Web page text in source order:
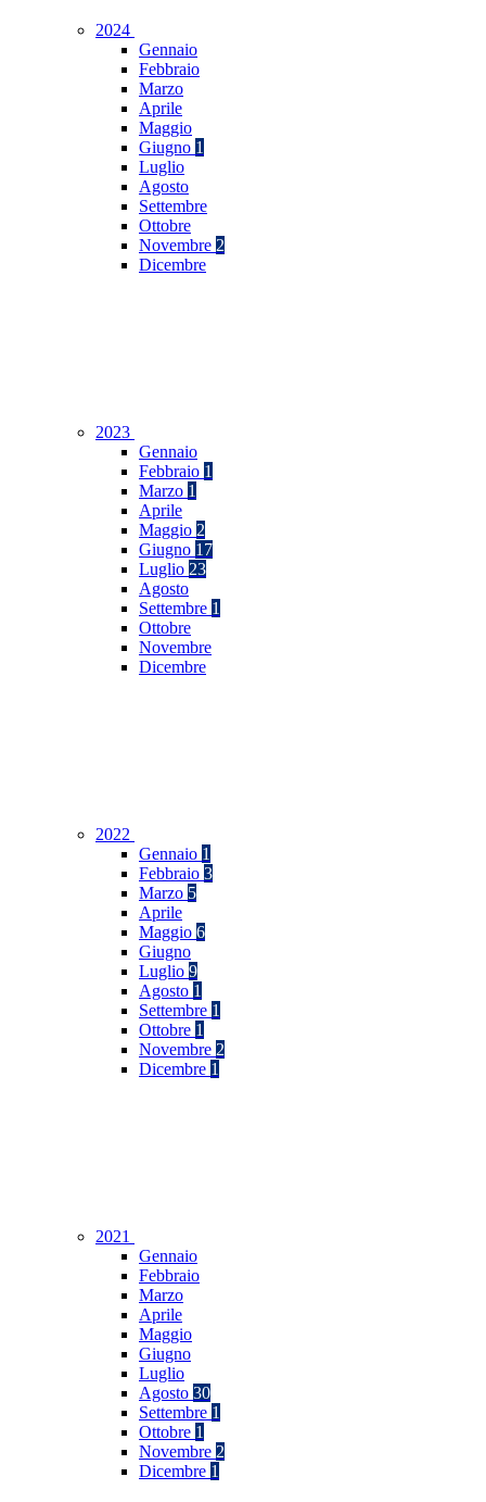
2024
Gennaio
Febbraio
Marzo
Aprile
Maggio
Giugno 1
Luglio
Agosto
Settembre
Ottobre
Novembre 2
Dicembre
2023
Gennaio
Febbraio 1
Marzo 1
Aprile
Maggio 2
Giugno 17
Luglio 23
Agosto
Settembre 1
Ottobre
Novembre
Dicembre
2022
Gennaio 1
Febbraio 3
Marzo 5
Aprile
Maggio 6
Giugno
Luglio 9
Agosto 1
Settembre 1
Ottobre 1
Novembre 2
Dicembre 1
2021
Gennaio
Febbraio
Marzo
Aprile
Maggio
Giugno
Luglio
Agosto 30
Settembre 1
Ottobre 1
Novembre 2
Dicembre 1